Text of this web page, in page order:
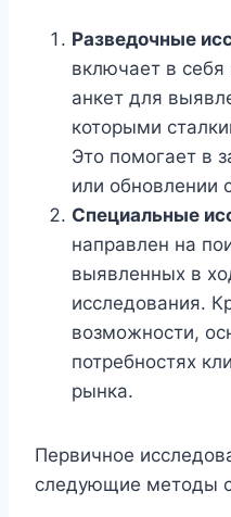
Разведочные
включает в себя
анкет для
которыми
Это помогает в
или обновлении
Специальные
направлен на
выявленных в
исследования.
возможности,
потребностях
рынка.
Первичное
следующие методы